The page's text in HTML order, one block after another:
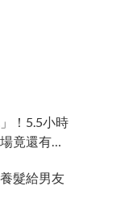
！5.5小時
竟還有
髮給男友